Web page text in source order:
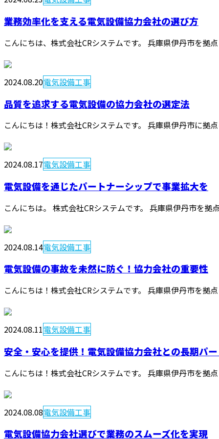
業務効率化を支える電気設備協力会社の選び方
こんにちは、株式会社CRシステムです。 兵庫県伊丹市を
2024.08.20電気設備工事
品質を追求する電気設備の協力会社の選定法
こんにちは！株式会社CRシステムです。 兵庫県伊丹市に拠
2024.08.17電気設備工事
電気設備を通じたパートナーシップで事業拡大を
こんにちは。 株式会社CRシステムです。 兵庫県伊丹市を
2024.08.14電気設備工事
電気設備の事故を未然に防ぐ！協力会社の重要性
こんにちは！株式会社CRシステムです。 兵庫県伊丹市を
2024.08.11電気設備工事
安全・安心を提供！電気設備協力会社との長期パ
こんにちは！株式会社CRシステムです。 兵庫県伊丹市を
2024.08.08電気設備工事
電気設備協力会社選びで業務のスムーズ化を実現